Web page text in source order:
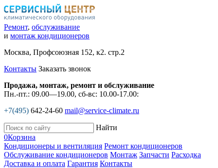
Ремонт, обслуживание
и монтаж кондиционеров
Москва, Профсоюзная 152, к2. стр.2
Контакты Заказать звонок
Продажа, монтаж, ремонт и обслуживание
Пн.-пт.: 09.00—19.00, сб-вс: 10.00-17.00:
+7(495) 642-24-60 mail@service-climate.ru
Найти
0Корзина
Кондиционеры и вентиляция Ремонт кондиционеров
Обслуживание кондиционеров Монтаж Запчасти Расходка
Доставка и оплата Гарантия Контакты